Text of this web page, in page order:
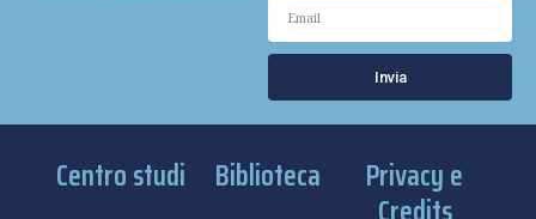
Invia
Centro studi Biblioteca Privacy e